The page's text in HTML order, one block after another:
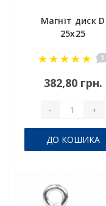
Магніт диск D
25x25
1
382,80 грн.
- +
ДО КОШИКА